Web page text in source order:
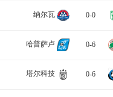
纳尔瓦 0-0
哈普萨卢 0-6
塔尔科技 0-6